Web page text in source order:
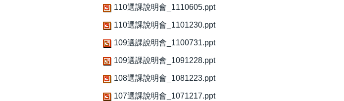
110選課說明會_1110605.ppt
110選課說明會_1101230.ppt
109選課說明會_1100731.ppt
109選課說明會_1091228.ppt
108選課說明會_1081223.ppt
107選課說明會_1071217.ppt